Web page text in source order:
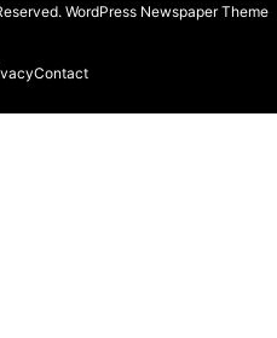
WordPress Newspaper Theme
Contact